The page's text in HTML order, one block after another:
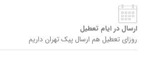
ارسال در ایام تعطیل
روزای تعطیل هم ارسال پیک تهران داریم